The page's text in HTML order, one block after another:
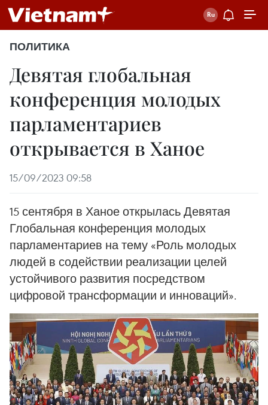
ПОЛИТИКА
Девятая глобальная
конференция молодых
парламентариев
открывается в Ханое
15/09/2023 09:58
15 сентября в Ханое открылась Девятая
Глобальная конференция молодых
парламентариев на тему «Роль молодых
людей в содействии реализации целей
устойчивого развития посредством
цифровой трансформации и инноваций».